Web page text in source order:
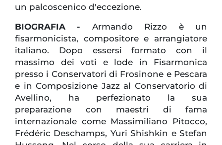
un palcoscenico d'eccezione.
BIOGRAFIA - Armando Rizzo è un
fisarmonicista, compositore e arrangiatore
italiano. Dopo essersi formato con il
massimo dei voti e lode in Fisarmonica
presso i Conservatori di Frosinone e Pescara
e in Composizione Jazz al Conservatorio di
Avellino, ha perfezionato la sua
preparazione con maestri di fama
internazionale come Massimiliano Pitocco,
Frédéric Deschamps, Yuri Shishkin e Stefan